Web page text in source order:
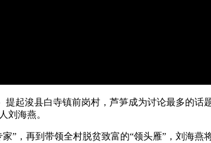
浚县白寺镇前岗村，芦笋成为讨论最多的话
刘海燕。
，再到带领全村脱贫致富的“领头雁”，刘海燕